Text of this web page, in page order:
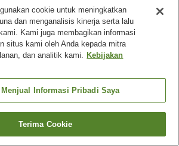
Spa / Salon kecantikan
Mesin penjual otomatis
Hokkaido
Kota Sapporo
Cari kamar
cookie untuk meningkatkan
dan menganalisis kinerja serta lalu
Kami juga membagikan informasi
situs kami oleh Anda kepada mitra
dan analitik kami. Kebijakan
Informasi Pribadi Saya
Terima Cookie